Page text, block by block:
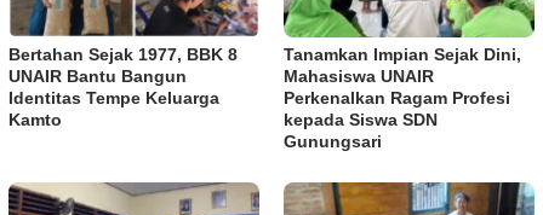
Bertahan Sejak 1977, BBK 8
UNAIR Bantu Bangun
Identitas Tempe Keluarga
Kamto
Tanamkan Impian Sejak Dini,
Mahasiswa UNAIR
Perkenalkan Ragam Profesi
kepada Siswa SDN
Gunungsari